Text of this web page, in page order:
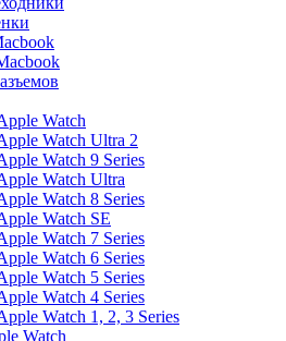
Watch
Watch Ultra 2
Watch 9 Series
Watch Ultra
Watch 8 Series
Watch SE
Watch 7 Series
Watch 6 Series
Watch 5 Series
Watch 4 Series
Watch 1, 2, 3 Series
Watch